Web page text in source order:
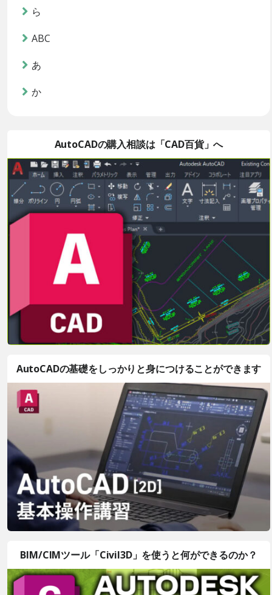
ら
ABC
あ
か
AutoCADの購入相談は「CAD百貨」へ
AutoCADの基礎をしっかりと身につけることができます
BIM/CIMツール「Civil3D」を使うと何ができるのか？